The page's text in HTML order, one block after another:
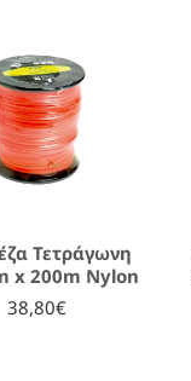
Τετράγωνη
x 200m Nylon
38,80€